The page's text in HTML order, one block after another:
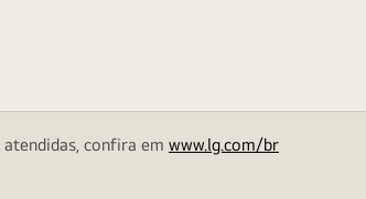
confira em www.lg.com/br